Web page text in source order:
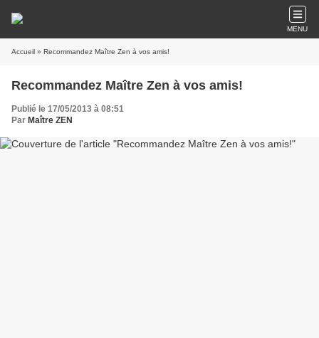
MENU
Accueil » Recommandez Maître Zen à vos amis!
Recommandez Maître Zen à vos amis!
Publié le 17/05/2013 à 08:51
Par Maître ZEN